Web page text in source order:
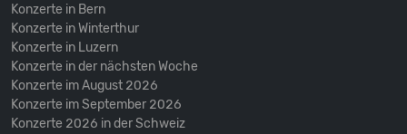
Konzerte in Bern
Konzerte in Winterthur
Konzerte in Luzern
Konzerte in der nächsten Woche
Konzerte im August 2026
Konzerte im September 2026
Konzerte 2026 in der Schweiz